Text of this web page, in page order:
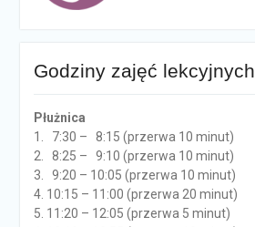
Godziny zajęć lekcyjnych
Płużnica
1. 7:30 – 8:15 (przerwa 10 minut)
2. 8:25 – 9:10 (przerwa 10 minut)
3. 9:20 – 10:05 (przerwa 10 minut)
4. 10:15 – 11:00 (przerwa 20 minut)
5. 11:20 – 12:05 (przerwa 5 minut)